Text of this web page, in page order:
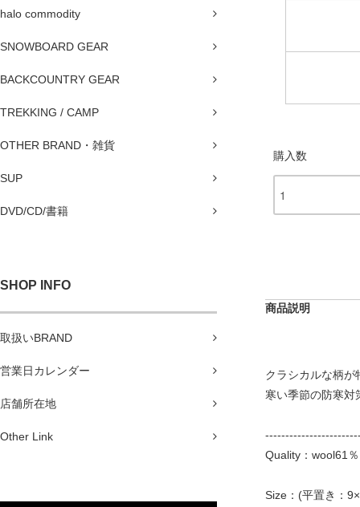
halo commodity
SNOWBOARD GEAR
BACKCOUNTRY GEAR
TREKKING / CAMP
OTHER BRAND・雑貨
SUP
DVD/CD/書籍
SHOP INFO
取扱いBRAND
営業日カレンダー
店舗所在地
Other Link
購入数
商品説明
クラシカルな柄が
寒い季節の防寒対
Quality：wool61
Size：(平置き：